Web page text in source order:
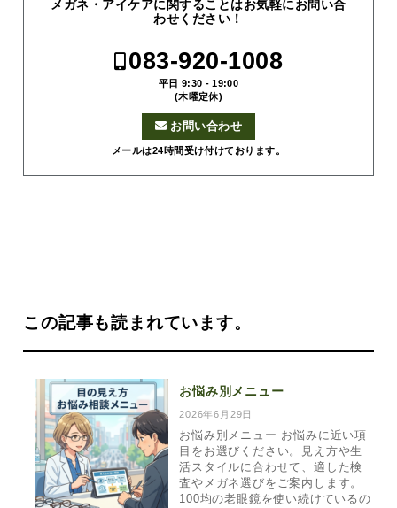
メガネ・アイケアに関することはお気軽にお問い合
わせください！
083-920-1008
平日 9:30 - 19:00
(木曜定休)
お問い合わせ
メールは24時間受け付けております。
この記事も読まれています。
お悩み別メニュー
2026年6月29日
お悩み別メニュー お悩みに近い項
目をお選びください。見え方や生
活スタイルに合わせて、適した検
査やメガネ選びをご案内します。
100均の老眼鏡を使い続けているの